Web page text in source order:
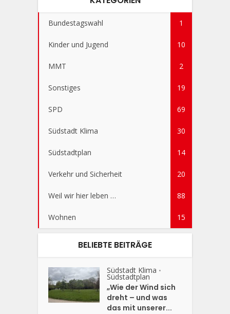
Bundestagswahl 1
Kinder und Jugend 10
MMT 2
Sonstiges 19
SPD 69
Südstadt Klima 30
Südstadtplan 14
Verkehr und Sicherheit 20
Weil wir hier leben … 88
Wohnen 15
BELIEBTE BEITRÄGE
Südstadt Klima •
Südstadtplan
„Wie der Wind sich
dreht – und was
das mit unserer...